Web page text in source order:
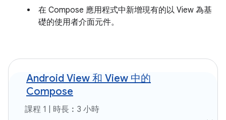
在 Compose 應用程式中新增現有的以 View 為基
礎的使用者介面元件。
Android View 和 View 中的
Compose
課程 1 | 時長︰3 小時